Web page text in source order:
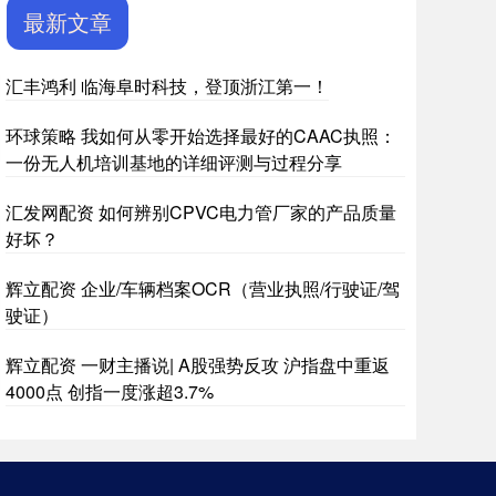
最新文章
汇丰鸿利 临海阜时科技，登顶浙江第一！
环球策略 我如何从零开始选择最好的CAAC执照：
一份无人机培训基地的详细评测与过程分享
汇发网配资 如何辨别CPVC电力管厂家的产品质量
好坏？
辉立配资 企业/车辆档案OCR（营业执照/行驶证/驾
驶证）
辉立配资 一财主播说| A股强势反攻 沪指盘中重返
4000点 创指一度涨超3.7%